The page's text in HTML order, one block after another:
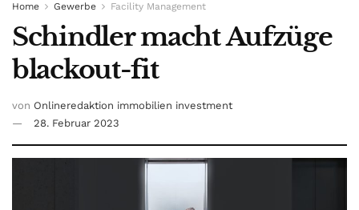
Home Gewerbe Facility Management
Schindler macht Aufzüge
blackout-fit
von Onlineredaktion immobilien investment
28. Februar 2023